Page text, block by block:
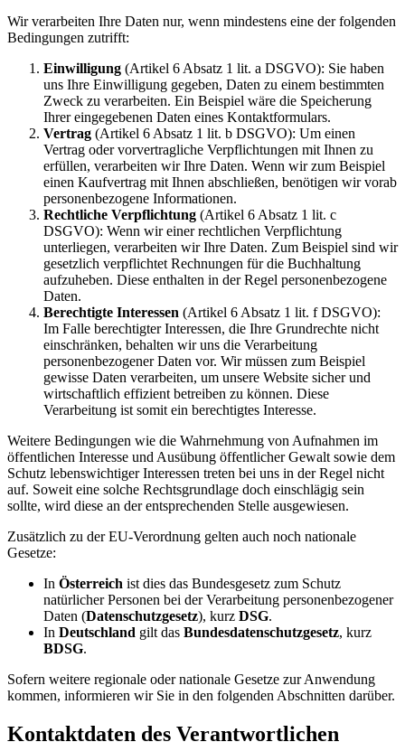
Wir verarbeiten Ihre Daten nur, wenn mindestens eine der folgenden
Bedingungen zutrifft:
Einwilligung (Artikel 6 Absatz 1 lit. a DSGVO): Sie haben
uns Ihre Einwilligung gegeben, Daten zu einem bestimmten
Zweck zu verarbeiten. Ein Beispiel wäre die Speicherung
Ihrer eingegebenen Daten eines Kontaktformulars.
Vertrag (Artikel 6 Absatz 1 lit. b DSGVO): Um einen
Vertrag oder vorvertragliche Verpflichtungen mit Ihnen zu
erfüllen, verarbeiten wir Ihre Daten. Wenn wir zum Beispiel
einen Kaufvertrag mit Ihnen abschließen, benötigen wir vorab
personenbezogene Informationen.
Rechtliche Verpflichtung (Artikel 6 Absatz 1 lit. c
DSGVO): Wenn wir einer rechtlichen Verpflichtung
unterliegen, verarbeiten wir Ihre Daten. Zum Beispiel sind wir
gesetzlich verpflichtet Rechnungen für die Buchhaltung
aufzuheben. Diese enthalten in der Regel personenbezogene
Daten.
Berechtigte Interessen (Artikel 6 Absatz 1 lit. f DSGVO):
Im Falle berechtigter Interessen, die Ihre Grundrechte nicht
einschränken, behalten wir uns die Verarbeitung
personenbezogener Daten vor. Wir müssen zum Beispiel
gewisse Daten verarbeiten, um unsere Website sicher und
wirtschaftlich effizient betreiben zu können. Diese
Verarbeitung ist somit ein berechtigtes Interesse.
Weitere Bedingungen wie die Wahrnehmung von Aufnahmen im
öffentlichen Interesse und Ausübung öffentlicher Gewalt sowie dem
Schutz lebenswichtiger Interessen treten bei uns in der Regel nicht
auf. Soweit eine solche Rechtsgrundlage doch einschlägig sein
sollte, wird diese an der entsprechenden Stelle ausgewiesen.
Zusätzlich zu der EU-Verordnung gelten auch noch nationale
Gesetze:
In Österreich ist dies das Bundesgesetz zum Schutz
natürlicher Personen bei der Verarbeitung personenbezogener
Daten (Datenschutzgesetz), kurz DSG.
In Deutschland gilt das Bundesdatenschutzgesetz, kurz
BDSG.
Sofern weitere regionale oder nationale Gesetze zur Anwendung
kommen, informieren wir Sie in den folgenden Abschnitten darüber.
Kontaktdaten des Verantwortlichen